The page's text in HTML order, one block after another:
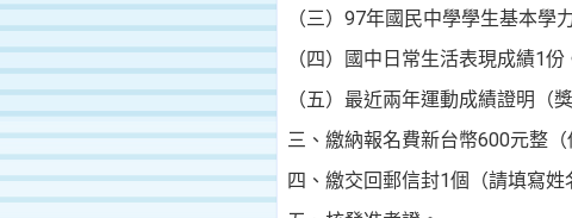
（三） 97年國民中學學生基本學
（四）國中日常生活表現成績1份
（五） 最近兩年運動成績證明（
三、繳納報名費新台幣600元整
四、繳交回郵信封1個（請填寫姓